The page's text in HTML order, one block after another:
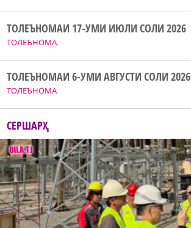
ТОЛЕЪНОМА
ТОЛЕЪНОМАИ 17-УМИ ИЮЛИ СОЛИ 2026
ТОЛЕЪНОМА
ТОЛЕЪНОМАИ 6-УМИ АВГУСТИ СОЛИ 2026
СЕРШАРҲ